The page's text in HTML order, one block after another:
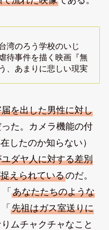
湾のろう学校のいじ
待事件を描く映画『無
、あまりに悲しい現実
を出した男性に対し
た。カメラ機能の付
したのか知らない）
ダヤ人に対する差別
えられているのだ。
あなたたちのような
先祖はガス室送りに
ムチャクチャなこと